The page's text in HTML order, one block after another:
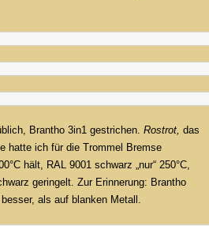
Brantho 3in1 gestrichen. Rostrot, das
hatte ich für die Trommel Bremse
hält, RAL 9001 schwarz „nur“ 250°C,
geringelt. Zur Erinnerung: Brantho
besser, als auf blanken Metall.